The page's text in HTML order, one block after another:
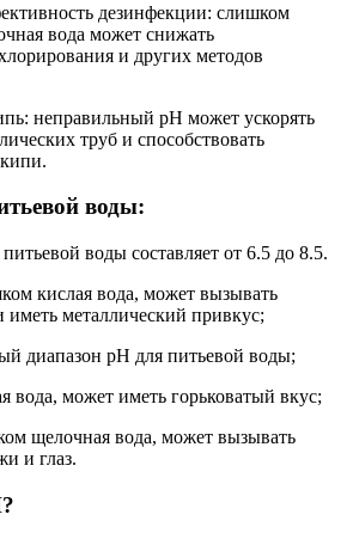
дезинфекции: слишком
вода может снижать
и других методов
неправильный pH может ускорять
труб и способствовать
воды:
воды составляет от 6.5 до 8.5.
кислая вода, может вызывать
иметь металлический привкус;
диапазон pH для питьевой воды;
вода, может иметь горьковатый вкус;
щелочная вода, может вызывать
и глаз.